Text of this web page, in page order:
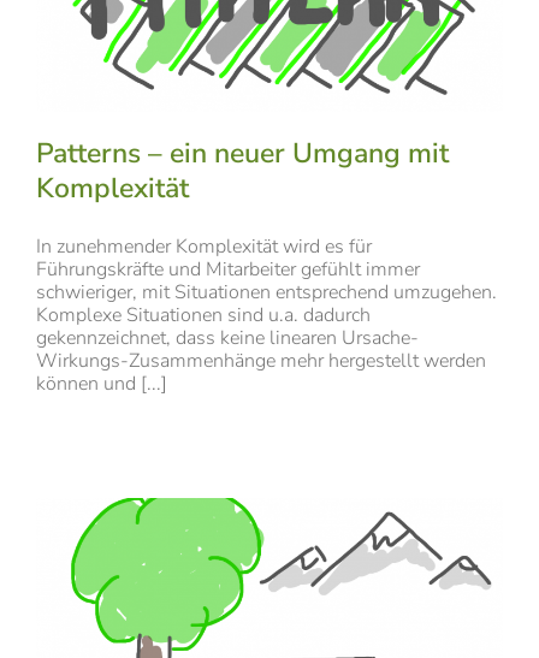
Patterns – ein neuer Umgang mit
Komplexität
In zunehmender Komplexität wird es für
Führungskräfte und Mitarbeiter gefühlt immer
schwieriger, mit Situationen entsprechend umzugehen.
Komplexe Situationen sind u.a. dadurch
gekennzeichnet, dass keine linearen Ursache-
Wirkungs-Zusammenhänge mehr hergestellt werden
können und [...]